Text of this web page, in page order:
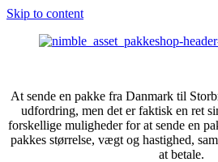
Skip to content
At sende en pakke fra Danmark til
udfordring, men det er faktisk en ret
forskellige muligheder for at sende en
pakkes størrelse, vægt og hastighed,
at betale.